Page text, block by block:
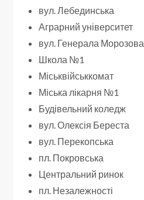
вул. Лебединська
Аграрний університет
вул. Генерала Морозова
Школа №1
Міськвійськкомат
Міська лікарня №1
Будівельний коледж
вул. Олексія Береста
вул. Перекопська
пл. Покровська
Центральний ринок
пл. Незалежності